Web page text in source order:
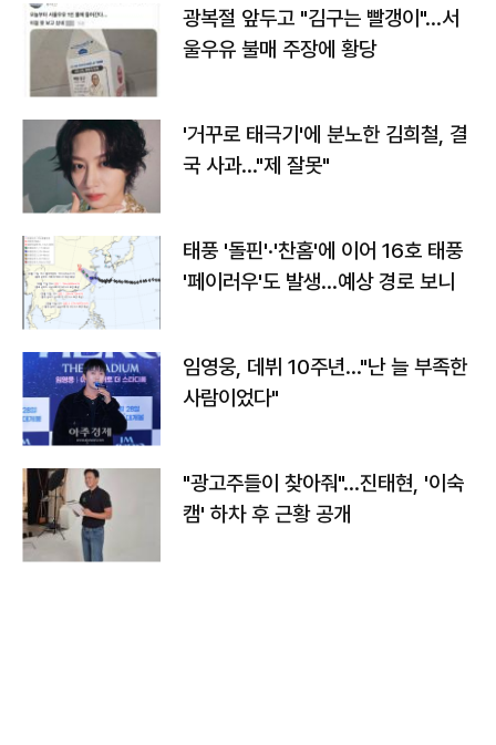
광복절 앞두고 "김구는 빨갱이"…서
울우유 불매 주장에 황당
'거꾸로 태극기'에 분노한 김희철, 결
국 사과…"제 잘못"
태풍 '돌핀'·'찬홈'에 이어 16호 태풍
'페이러우'도 발생…예상 경로 보니
임영웅, 데뷔 10주년…"난 늘 부족한
사람이었다"
"광고주들이 찾아줘"…진태현, '이숙
캠' 하차 후 근황 공개